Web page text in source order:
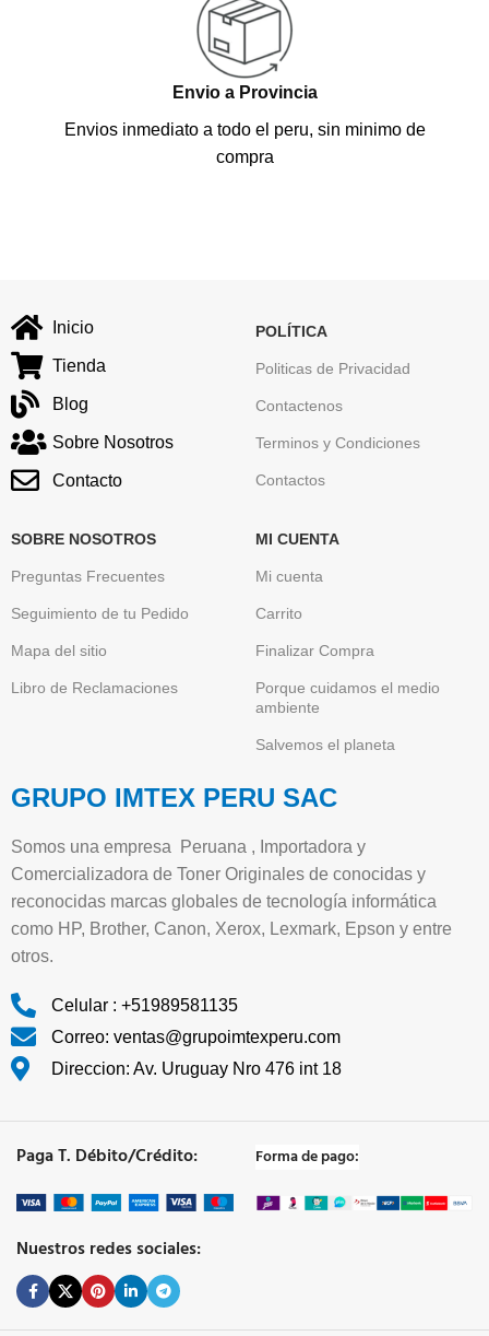
Envio a Provincia
Envios inmediato a todo el peru, sin minimo de
compra
Inicio
Tienda
Blog
Sobre Nosotros
Contacto
POLÍTICA
Politicas de Privacidad
Contactenos
Terminos y Condiciones
Contactos
SOBRE NOSOTROS
Preguntas Frecuentes
Seguimiento de tu Pedido
Mapa del sitio
Libro de Reclamaciones
MI CUENTA
Mi cuenta
Carrito
Finalizar Compra
Porque cuidamos el medio
ambiente
Salvemos el planeta
GRUPO IMTEX PERU SAC
Somos una empresa Peruana , Importadora y
Comercializadora de Toner Originales de conocidas y
reconocidas marcas globales de tecnología informática
como HP, Brother, Canon, Xerox, Lexmark, Epson y entre
otros.
Celular : +51989581135
Correo: ventas@grupoimtexperu.com
Direccion: Av. Uruguay Nro 476 int 18
Paga T. Débito/Crédito: Forma de pago:
Nuestros redes sociales: